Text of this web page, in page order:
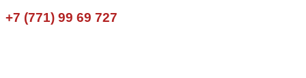
+7 (771) 99 69 727